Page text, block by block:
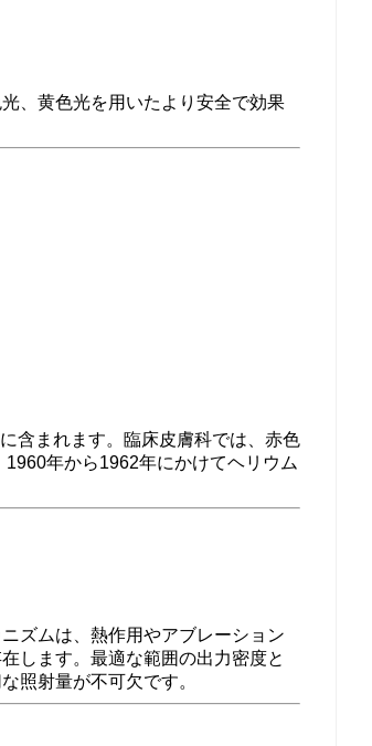
、黄色光を用いたより安全で効果
含まれます。臨床皮膚科では、赤色
年から1962年にかけてヘリウム
ズムは、熱作用やアブレーション
します。最適な範囲の出力密度と
照射量が不可欠です。